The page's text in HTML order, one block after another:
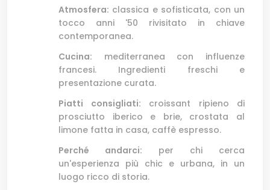
Atmosfera: classica e sofisticata, con un
tocco anni '50 rivisitato in chiave
contemporanea.
Cucina: mediterranea con influenze
francesi. Ingredienti freschi e
presentazione curata.
Piatti consigliati: croissant ripieno di
prosciutto iberico e brie, crostata al
limone fatta in casa, caffè espresso.
Perché andarci: per chi cerca
un'esperienza più chic e urbana, in un
luogo ricco di storia.